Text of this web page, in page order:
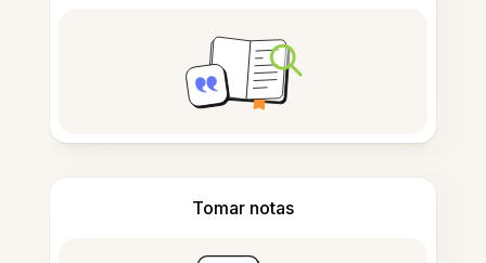
Tomar notas